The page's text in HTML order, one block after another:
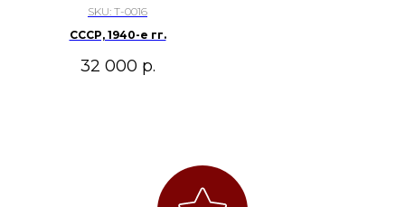
SKU: Т-0016
СССР, 1940-е гг.
32 000 р.